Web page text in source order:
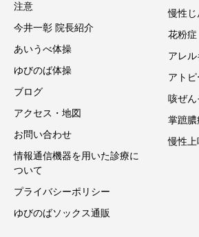
注意
今井一彰 院長紹介
あいうべ体操
ゆびのば体操
ブログ
アクセス・地図
お問い合わせ
情報通信機器を用いた診療に
ついて
プライバシーポリシー
ゆびのばソックス通販
慢性じ
花粉症
アレ
アト
咳ぜん
掌蹠膿
慢性上